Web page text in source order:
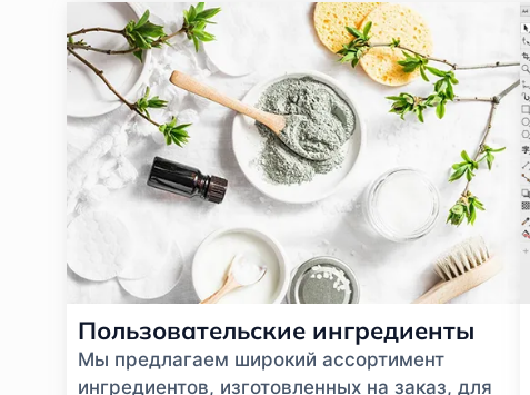
Пользовательские ингредиенты
Мы предлагаем широкий ассортимент
ингредиентов, изготовленных на заказ, для